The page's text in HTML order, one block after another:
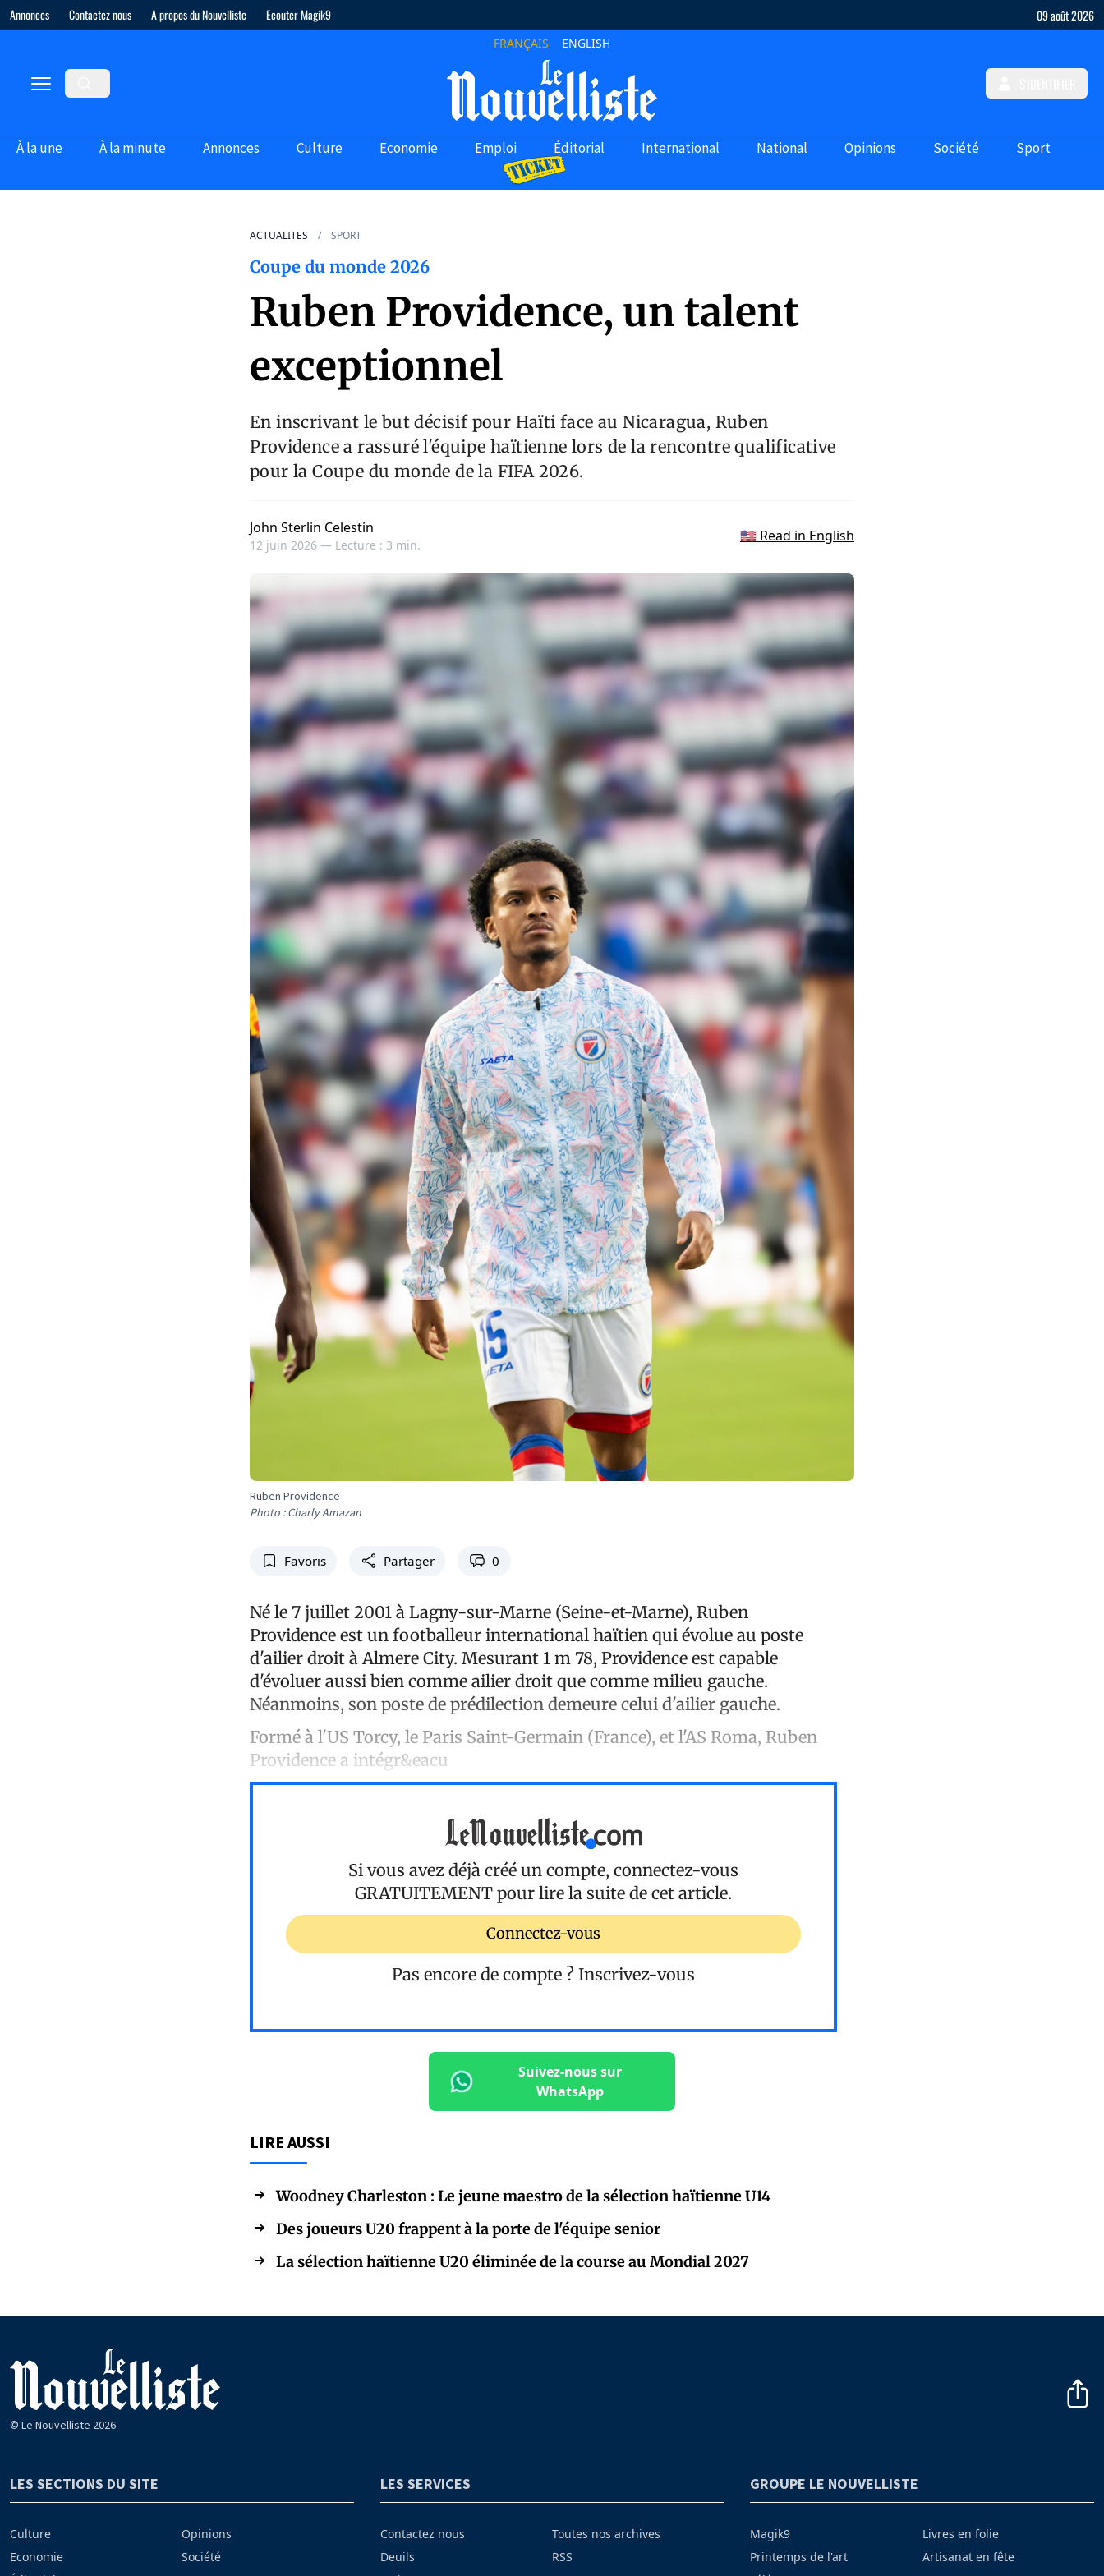
Annonces Contactez nous A propos du Nouvelliste Ecouter Magik9 09 août 2026
FRANÇAIS ENGLISH
À la une À la minute Annonces Culture Economie Emploi Éditorial International National Opinions Société Sport
ACTUALITES SPORT
Coupe du monde 2026
Ruben Providence, un talent
exceptionnel
En inscrivant le but décisif pour Haïti face au Nicaragua, Ruben
Providence a rassuré l'équipe haïtienne lors de la rencontre qualificative
pour la Coupe du monde de la FIFA 2026.
John Sterlin Celestin
12 juin 2026 — Lecture : 3 min.
🇺🇸 Read in English
Ruben Providence
Photo : Charly Amazan
Favoris Partager 0
Né le 7 juillet 2001 à Lagny-sur-Marne (Seine-et-Marne), Ruben
Providence est un footballeur international haïtien qui évolue au poste
d'ailier droit à Almere City. Mesurant 1 m 78, Providence est capable
d'évoluer aussi bien comme ailier droit que comme milieu gauche.
Néanmoins, son poste de prédilection demeure celui d'ailier gauche.
Formé à l'US Torcy, le Paris Saint-Germain (France), et l'AS Roma, Ruben
Providence a intégr&eacu
Si vous avez déjà créé un compte, connectez-vous
GRATUITEMENT pour lire la suite de cet article.
Connectez-vous
Pas encore de compte ? Inscrivez-vous
Suivez-nous sur
WhatsApp
LIRE AUSSI
Woodney Charleston : Le jeune maestro de la sélection haïtienne U14
Des joueurs U20 frappent à la porte de l'équipe senior
La sélection haïtienne U20 éliminée de la course au Mondial 2027
© Le Nouvelliste 2026
LES SECTIONS DU SITE
Culture
Economie
Opinions
Société
LES SERVICES
Contactez nous
Deuils
Toutes nos archives
RSS
GROUPE LE NOUVELLISTE
Magik9
Printemps de l'art
Livres en folie
Artisanat en fête